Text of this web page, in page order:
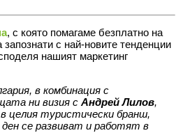
, с която помагаме безплатно на
с най-новите тенденции
нашият маркетинг
в комбинация с
ни визия с Андрей Лилов,
целия туристически бранш,
се развиват и работят в